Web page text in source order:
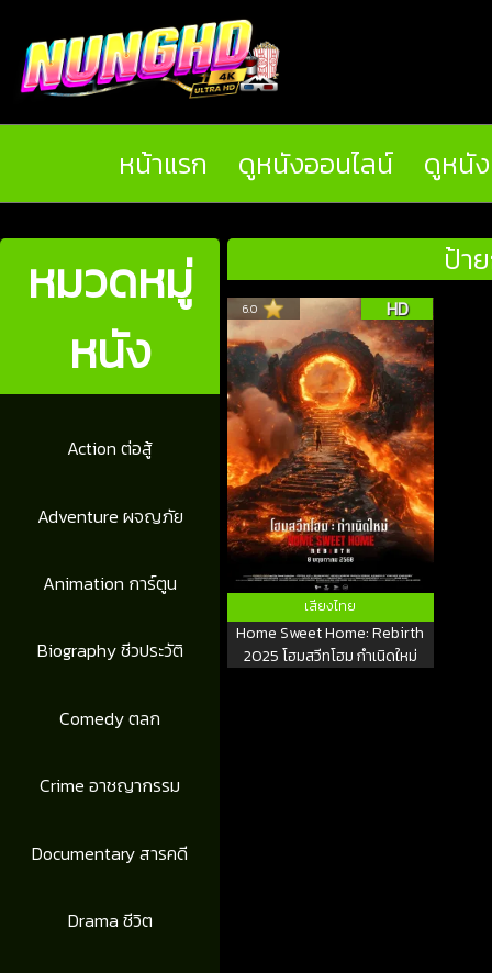
หน้าแรก ดูหนังออนไลน์ ดูหนั
หมวดหมู่
หนัง
Action ต่อสู้
Adventure ผจญภัย
Animation การ์ตูน
Biography ชีวประวัติ
Comedy ตลก
Crime อาชญากรรม
Documentary สารคดี
Drama ชีวิต
ป้า
6.0 HD
เสียงไทย
Home Sweet Home: Rebirth
2025 โฮมสวีทโฮม กำเนิดใหม่